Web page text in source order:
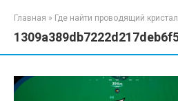
Главная » Где найти проводящий